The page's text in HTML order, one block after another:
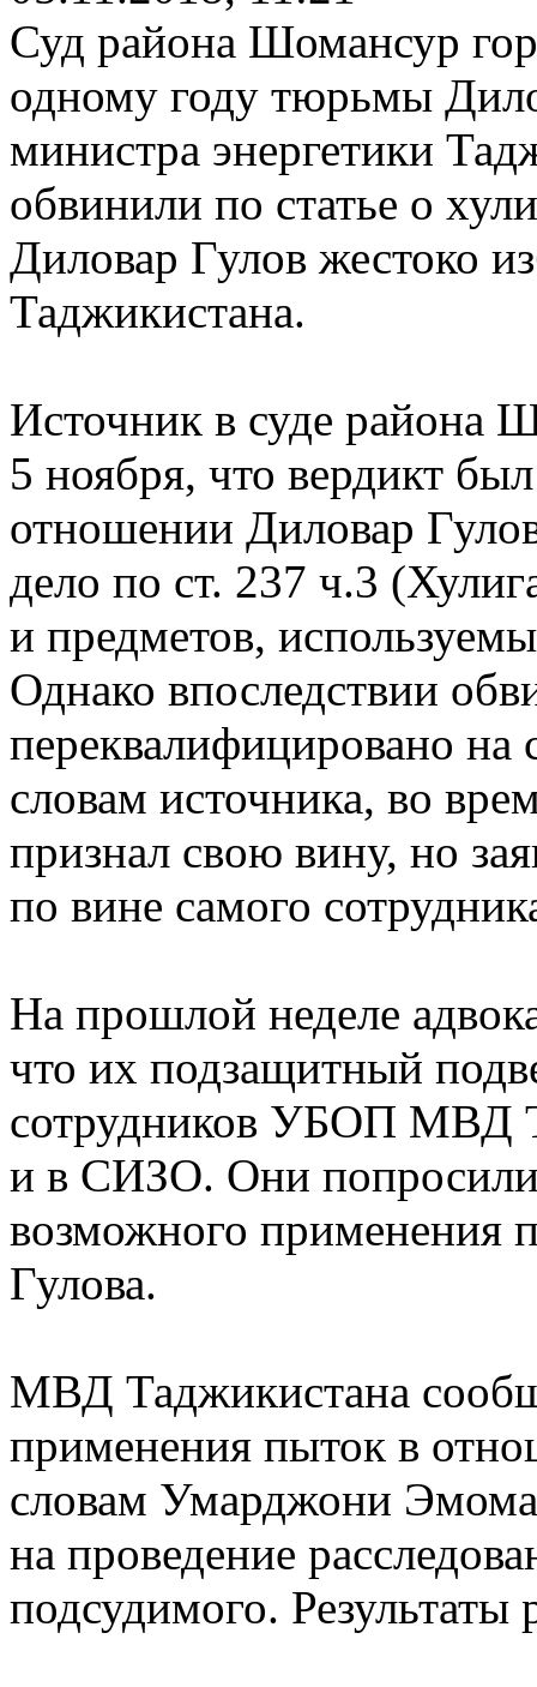
Суд района Шомансур
одному году тюрьмы
министра энергетики
обвинили по статье о
Диловар Гулов жестоко
Таджикистана.
Источник в суде района
5 ноября, что вердикт
отношении Диловар
дело по ст. 237 ч.3
и предметов,
Однако впоследствии
переквалифицировано на
словам источника, во
признал свою вину, но
по вине самого
На прошлой неделе
что их подзащитный
сотрудников УБОП МВД
и в СИЗО. Они попросили
возможного применения
Гулова.
МВД Таджикистана
применения пыток в
словам Умарджони
на проведение
подсудимого. Результаты